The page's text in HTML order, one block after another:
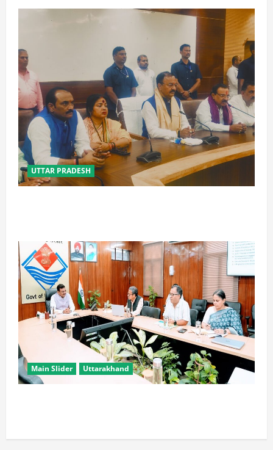
UTTAR PRADESH
Main Slider Uttarakhand